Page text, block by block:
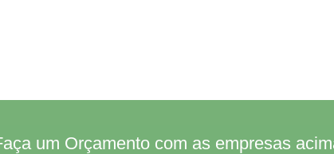
um Orçamento com as empresas